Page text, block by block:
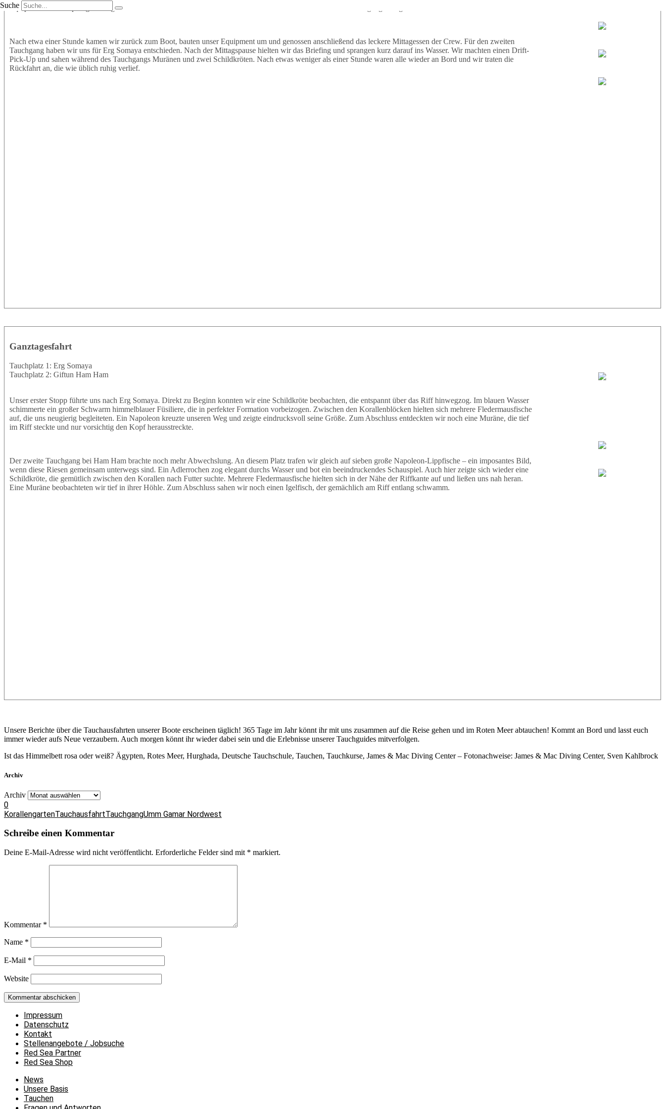
SucheEquipment an und sprangen mit großer Vorfreude ins Wasser. Wir tauchten stationär und sahen während des Tauchgangs einige Muränen und eine Schildkröte.
Nach etwa einer Stunde kamen wir zurück zum Boot, bauten unser Equipment um und genossen anschließend das leckere Mittagessen der Crew. Für den zweiten
Tauchgang haben wir uns für Erg Somaya entschieden. Nach der Mittagspause hielten wir das Briefing und sprangen kurz darauf ins Wasser. Wir machten einen Drift-
Pick-Up und sahen während des Tauchgangs Muränen und zwei Schildkröten. Nach etwas weniger als einer Stunde waren alle wieder an Bord und wir traten die
Rückfahrt an, die wie üblich ruhig verlief.
Ganztagesfahrt
Tauchplatz 1: Erg Somaya
Tauchplatz 2: Giftun Ham Ham
Unser erster Stopp führte uns nach Erg Somaya. Direkt zu Beginn konnten wir eine Schildkröte beobachten, die entspannt über das Riff hinwegzog. Im blauen Wasser
schimmerte ein großer Schwarm himmelblauer Füsiliere, die in perfekter Formation vorbeizogen. Zwischen den Korallenblöcken hielten sich mehrere Fledermausfische
auf, die uns neugierig begleiteten. Ein Napoleon kreuzte unseren Weg und zeigte eindrucksvoll seine Größe. Zum Abschluss entdeckten wir noch eine Muräne, die tief
im Riff steckte und nur vorsichtig den Kopf herausstreckte.
Der zweite Tauchgang bei Ham Ham brachte noch mehr Abwechslung. An diesem Platz trafen wir gleich auf sieben große Napoleon-Lippfische – ein imposantes Bild,
wenn diese Riesen gemeinsam unterwegs sind. Ein Adlerrochen zog elegant durchs Wasser und bot ein beeindruckendes Schauspiel. Auch hier zeigte sich wieder eine
Schildkröte, die gemütlich zwischen den Korallen nach Futter suchte. Mehrere Fledermausfische hielten sich in der Nähe der Riffkante auf und ließen uns nah heran.
Eine Muräne beobachteten wir tief in ihrer Höhle. Zum Abschluss sahen wir noch einen Igelfisch, der gemächlich am Riff entlang schwamm.
Unsere Berichte über die Tauchausfahrten unserer Boote erscheinen täglich! 365 Tage im Jahr könnt ihr mit uns zusammen auf die Reise gehen und im Roten Meer abtauchen! Kommt an Bord und lasst euch
immer wieder aufs Neue verzaubern. Auch morgen könnt ihr wieder dabei sein und die Erlebnisse unserer Tauchguides mitverfolgen.
Ist das Himmelbett rosa oder weiß? Ägypten, Rotes Meer, Hurghada, Deutsche Tauchschule, Tauchen, Tauchkurse, James & Mac Diving Center – Fotonachweise: James & Mac Diving Center, Sven Kahlbrock
Archiv
Archiv
0
KorallengartenTauchausfahrtTauchgangUmm Gamar Nordwest
Schreibe einen Kommentar
Deine E-Mail-Adresse wird nicht veröffentlicht. Erforderliche Felder sind mit * markiert.
Kommentar *
Name *
E-Mail *
Website
Impressum
Datenschutz
Kontakt
Stellenangebote / Jobsuche
Red Sea Partner
Red Sea Shop
News
Unsere Basis
Tauchen